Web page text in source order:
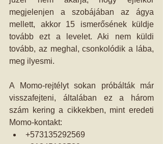
megjelenjen a szobájában az ágya
mellett, akkor 15 ismerősének küldje
tovább ezt a levelet. Aki nem küldi
tovább, az meghal, csonkolódik a lába,
meg ilyesmi.
A Momo-rejtélyt sokan próbálták már
visszafejteni, általában ez a három
szám kering a cikkekben, mint eredeti
Momo-kontakt:
+573135292569